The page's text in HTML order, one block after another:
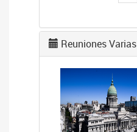
Reuniones Varias